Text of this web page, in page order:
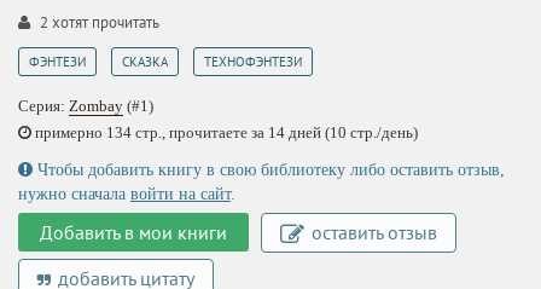
2 хотят прочитать
ФЭНТЕЗИ СКАЗКА ТЕХНОФЭНТЕЗИ
Серия: Zombay (#1)
примерно 134 стр., прочитаете за 14 дней (10 стр./день)
Чтобы добавить книгу в свою библиотеку либо оставить отзыв,
нужно сначала войти на сайт.
Добавить в мои книги
оставить отзыв
добавить цитату